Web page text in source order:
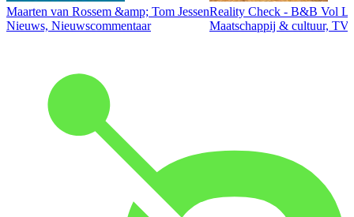
Maarten van Rossem &amp; Tom Jessen
Nieuws, Nieuwscommentaar
Reality Check - B&B Vol
Maatschappij & cultuur,